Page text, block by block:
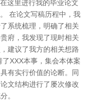
这里进行我的毕业论文
在论文写稿历程中，我
系统梳理，明确了相关
府，我发现了现时相关
建议了我方的相关想路
XXX本事，集会本体案
有实行价值的论断。同
文结构进行了屡次修改
。